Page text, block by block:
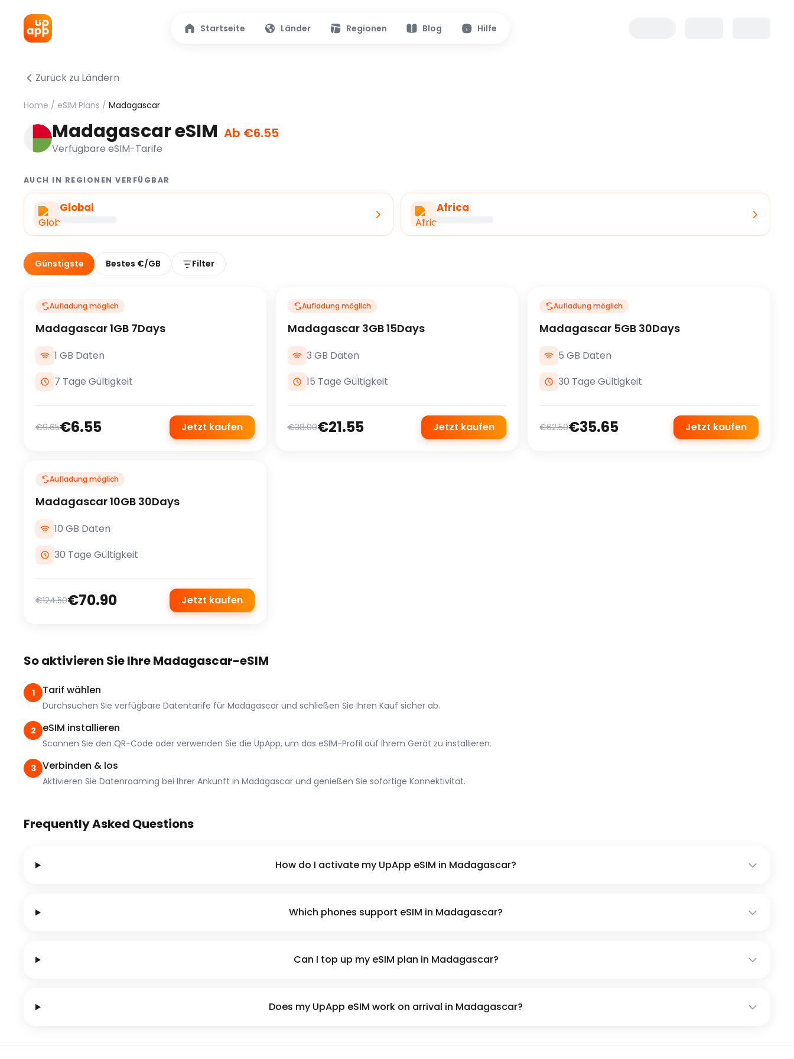
Startseite Länder Regionen Blog Hilfe
Zurück zu Ländern
Home / eSIM Plans / Madagascar
Madagascar eSIM Ab €6.55
Verfügbare eSIM-Tarife
AUCH IN REGIONEN VERFÜGBAR
Global Africa
Günstigste Bestes €/GB Filter
Aufladung möglich
Madagascar 1GB 7Days
1 GB Daten
7 Tage Gültigkeit
€9.65€6.55 Jetzt kaufen
Aufladung möglich
Madagascar 3GB 15Days
3 GB Daten
15 Tage Gültigkeit
€38.00€21.55 Jetzt kaufen
Aufladung möglich
Madagascar 5GB 30Days
5 GB Daten
30 Tage Gültigkeit
€62.50€35.65 Jetzt kaufen
Aufladung möglich
Madagascar 10GB 30Days
10 GB Daten
30 Tage Gültigkeit
€124.50€70.90 Jetzt kaufen
So aktivieren Sie Ihre Madagascar-eSIM
1 Tarif wählen
Durchsuchen Sie verfügbare Datentarife für Madagascar und schließen Sie Ihren Kauf sicher ab.
2 eSIM installieren
Scannen Sie den QR-Code oder verwenden Sie die UpApp, um das eSIM-Profil auf Ihrem Gerät zu installieren.
3 Verbinden & los
Aktivieren Sie Datenroaming bei Ihrer Ankunft in Madagascar und genießen Sie sofortige Konnektivität.
Frequently Asked Questions
How do I activate my UpApp eSIM in Madagascar?
Which phones support eSIM in Madagascar?
Can I top up my eSIM plan in Madagascar?
Does my UpApp eSIM work on arrival in Madagascar?